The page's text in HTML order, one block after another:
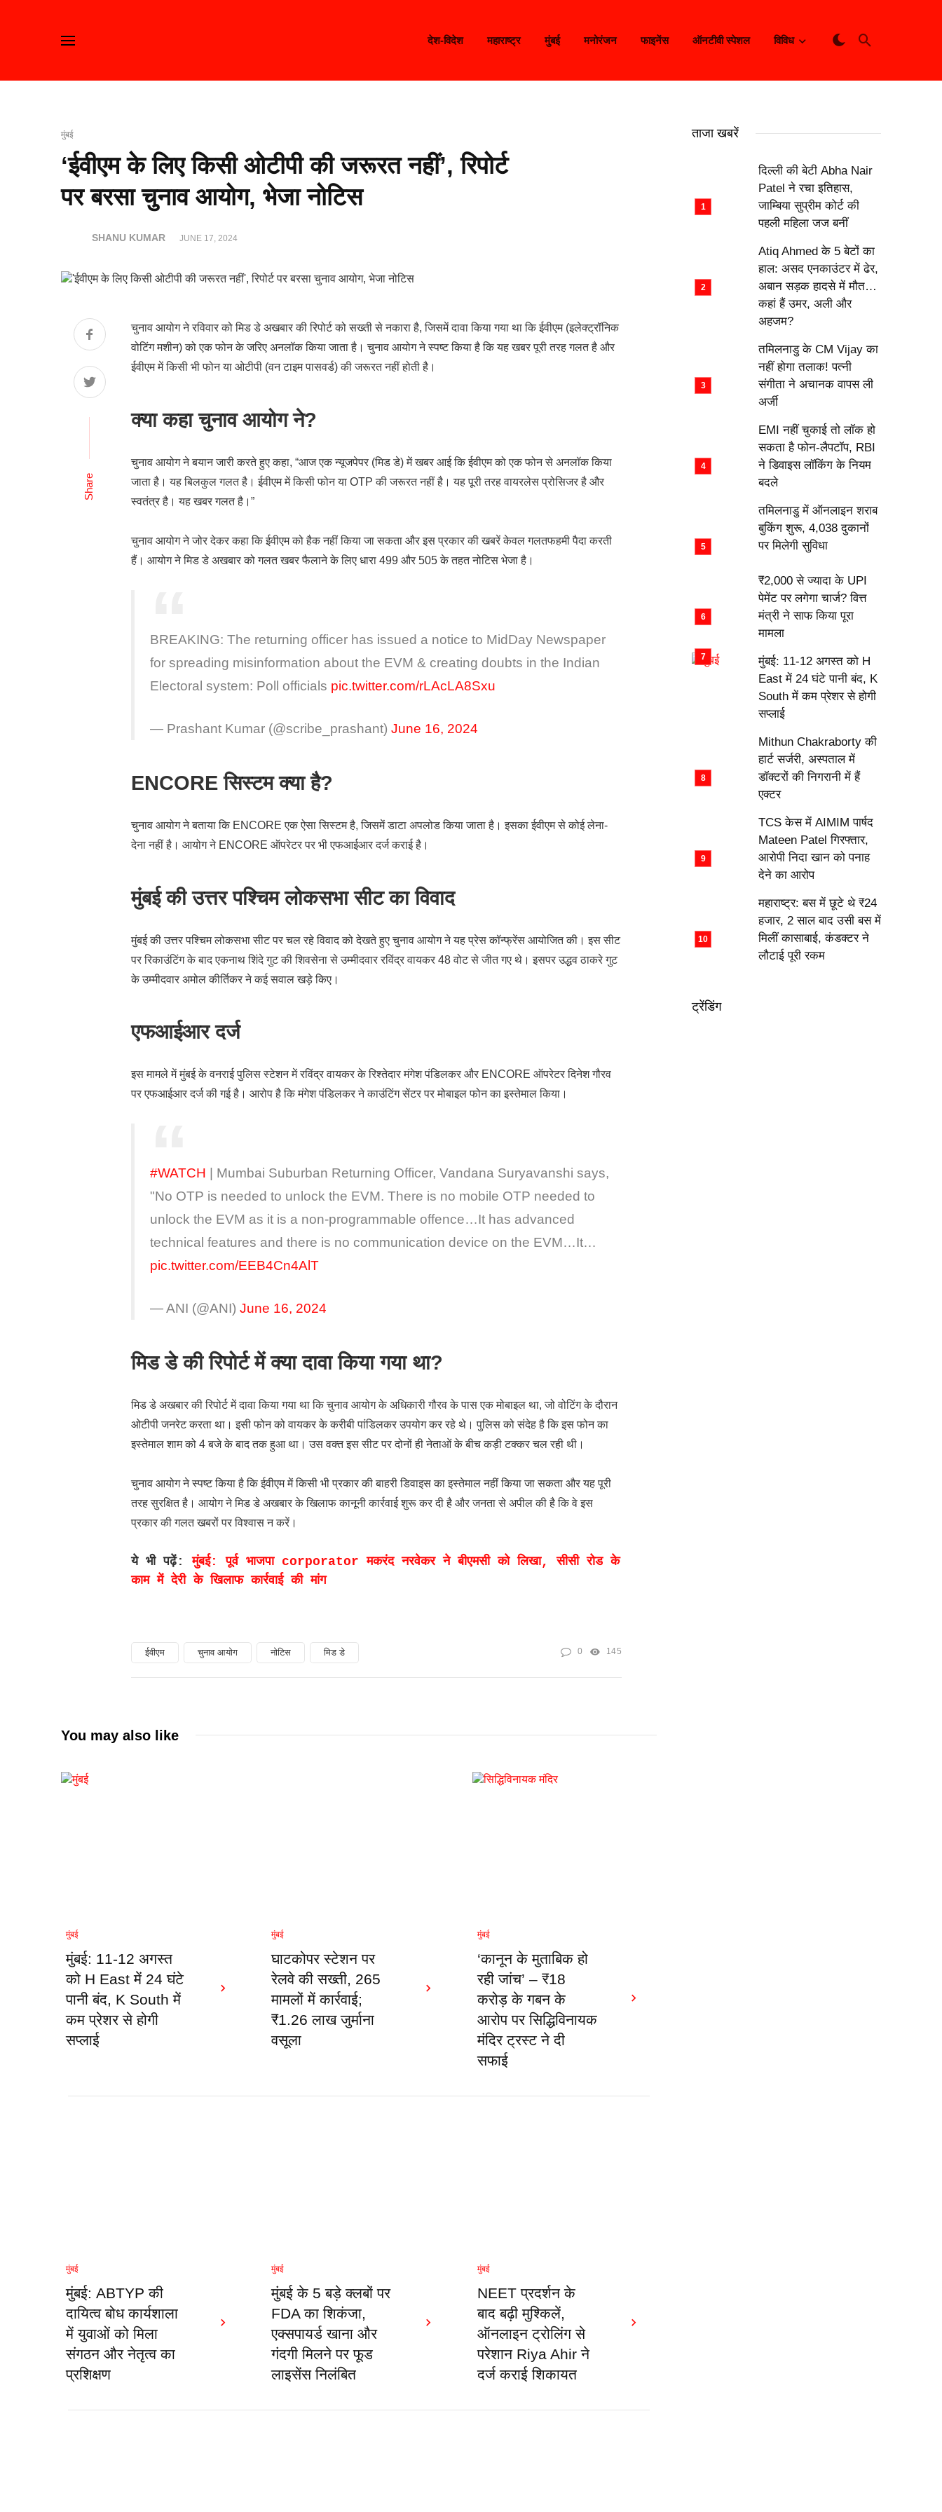
देश-विदेश महाराष्ट्र मुंबई मनोरंजन फाइनेंस ऑनटीवी स्पेशल विविध
मुंबई
‘ईवीएम के लिए किसी ओटीपी की जरूरत नहीं’, रिपोर्ट
पर बरसा चुनाव आयोग, भेजा नोटिस
SHANU KUMAR JUNE 17, 2024
Share
चुनाव आयोग ने रविवार को मिड डे अखबार की रिपोर्ट को सख्ती से नकारा है, जिसमें दावा किया गया था कि ईवीएम (इलेक्ट्रॉनिक
वोटिंग मशीन) को एक फोन के जरिए अनलॉक किया जाता है। चुनाव आयोग ने स्पष्ट किया है कि यह खबर पूरी तरह गलत है और
ईवीएम में किसी भी फोन या ओटीपी (वन टाइम पासवर्ड) की जरूरत नहीं होती है।
क्या कहा चुनाव आयोग ने?
चुनाव आयोग ने बयान जारी करते हुए कहा, “आज एक न्यूजपेपर (मिड डे) में खबर आई कि ईवीएम को एक फोन से अनलॉक किया
जाता है। यह बिलकुल गलत है। ईवीएम में किसी फोन या OTP की जरूरत नहीं है। यह पूरी तरह वायरलेस प्रोसिजर है और
स्वतंत्र है। यह खबर गलत है।”
चुनाव आयोग ने जोर देकर कहा कि ईवीएम को हैक नहीं किया जा सकता और इस प्रकार की खबरें केवल गलतफहमी पैदा करती
हैं। आयोग ने मिड डे अखबार को गलत खबर फैलाने के लिए धारा 499 और 505 के तहत नोटिस भेजा है।
BREAKING: The returning officer has issued a notice to MidDay Newspaper
for spreading misinformation about the EVM & creating doubts in the Indian
Electoral system: Poll officials pic.twitter.com/rLAcLA8Sxu
— Prashant Kumar (@scribe_prashant) June 16, 2024
ENCORE सिस्टम क्या है?
चुनाव आयोग ने बताया कि ENCORE एक ऐसा सिस्टम है, जिसमें डाटा अपलोड किया जाता है। इसका ईवीएम से कोई लेना-
देना नहीं है। आयोग ने ENCORE ऑपरेटर पर भी एफआईआर दर्ज कराई है।
मुंबई की उत्तर पश्चिम लोकसभा सीट का विवाद
मुंबई की उत्तर पश्चिम लोकसभा सीट पर चल रहे विवाद को देखते हुए चुनाव आयोग ने यह प्रेस कॉन्फ्रेंस आयोजित की। इस सीट
पर रिकाउंटिंग के बाद एकनाथ शिंदे गुट की शिवसेना से उम्मीदवार रविंद्र वायकर 48 वोट से जीत गए थे। इसपर उद्धव ठाकरे गुट
के उम्मीदवार अमोल कीर्तिकर ने कई सवाल खड़े किए।
एफआईआर दर्ज
इस मामले में मुंबई के वनराई पुलिस स्टेशन में रविंद्र वायकर के रिश्तेदार मंगेश पंडिलकर और ENCORE ऑपरेटर दिनेश गौरव
पर एफआईआर दर्ज की गई है। आरोप है कि मंगेश पंडिलकर ने काउंटिंग सेंटर पर मोबाइल फोन का इस्तेमाल किया।
#WATCH | Mumbai Suburban Returning Officer, Vandana Suryavanshi says,
"No OTP is needed to unlock the EVM. There is no mobile OTP needed to
unlock the EVM as it is a non-programmable offence…It has advanced
technical features and there is no communication device on the EVM…It…
pic.twitter.com/EEB4Cn4AlT
— ANI (@ANI) June 16, 2024
मिड डे की रिपोर्ट में क्या दावा किया गया था?
मिड डे अखबार की रिपोर्ट में दावा किया गया था कि चुनाव आयोग के अधिकारी गौरव के पास एक मोबाइल था, जो वोटिंग के दौरान
ओटीपी जनरेट करता था। इसी फोन को वायकर के करीबी पांडिलकर उपयोग कर रहे थे। पुलिस को संदेह है कि इस फोन का
इस्तेमाल शाम को 4 बजे के बाद तक हुआ था। उस वक्त इस सीट पर दोनों ही नेताओं के बीच कड़ी टक्कर चल रही थी।
चुनाव आयोग ने स्पष्ट किया है कि ईवीएम में किसी भी प्रकार की बाहरी डिवाइस का इस्तेमाल नहीं किया जा सकता और यह पूरी
तरह सुरक्षित है। आयोग ने मिड डे अखबार के खिलाफ कानूनी कार्रवाई शुरू कर दी है और जनता से अपील की है कि वे इस
प्रकार की गलत खबरों पर विश्वास न करें।
ये भी पढ़ें:मुंबई: पूर्व भाजपा corporator मकरंद नरवेकर ने बीएमसी को लिखा, सीसी रोड के
काम में देरी के खिलाफ कार्रवाई की मांग
ईवीएम चुनाव आयोग नोटिस मिड डे 0 145
You may also like
मुंबई
मुंबई: 11-12 अगस्त
को H East में 24 घंटे
पानी बंद, K South में
कम प्रेशर से होगी
सप्लाई
मुंबई
घाटकोपर स्टेशन पर
रेलवे की सख्ती, 265
मामलों में कार्रवाई;
₹1.26 लाख जुर्माना
वसूला
मुंबई
‘कानून के मुताबिक हो
रही जांच’ – ₹18
करोड़ के गबन के
आरोप पर सिद्धिविनायक
मंदिर ट्रस्ट ने दी
सफाई
मुंबई
मुंबई: ABTYP की
दायित्व बोध कार्यशाला
में युवाओं को मिला
संगठन और नेतृत्व का
प्रशिक्षण
मुंबई
मुंबई के 5 बड़े क्लबों पर
FDA का शिकंजा,
एक्सपायर्ड खाना और
गंदगी मिलने पर फूड
लाइसेंस निलंबित
मुंबई
NEET प्रदर्शन के
बाद बढ़ी मुश्किलें,
ऑनलाइन ट्रोलिंग से
परेशान Riya Ahir ने
दर्ज कराई शिकायत
ताजा खबरें
दिल्ली की बेटी Abha Nair
Patel ने रचा इतिहास,
जाम्बिया सुप्रीम कोर्ट की
पहली महिला जज बनीं
Atiq Ahmed के 5 बेटों का
हाल: असद एनकाउंटर में ढेर,
अबान सड़क हादसे में मौत…
कहां हैं उमर, अली और
अहजम?
तमिलनाडु के CM Vijay का
नहीं होगा तलाक! पत्नी
संगीता ने अचानक वापस ली
अर्जी
EMI नहीं चुकाई तो लॉक हो
सकता है फोन-लैपटॉप, RBI
ने डिवाइस लॉकिंग के नियम
बदले
तमिलनाडु में ऑनलाइन शराब
बुकिंग शुरू, 4,038 दुकानों
पर मिलेगी सुविधा
₹2,000 से ज्यादा के UPI
पेमेंट पर लगेगा चार्ज? वित्त
मंत्री ने साफ किया पूरा
मामला
मुंबई: 11-12 अगस्त को H
East में 24 घंटे पानी बंद, K
South में कम प्रेशर से होगी
सप्लाई
Mithun Chakraborty की
हार्ट सर्जरी, अस्पताल में
डॉक्टरों की निगरानी में हैं
एक्टर
TCS केस में AIMIM पार्षद
Mateen Patel गिरफ्तार,
आरोपी निदा खान को पनाह
देने का आरोप
महाराष्ट्र: बस में छूटे थे ₹24
हजार, 2 साल बाद उसी बस में
मिलीं कासाबाई, कंडक्टर ने
लौटाई पूरी रकम
ट्रेंडिंग